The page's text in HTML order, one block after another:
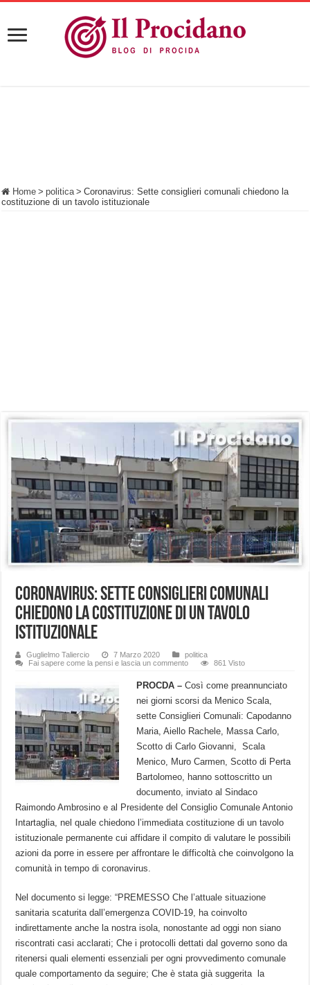
Home > politica > Coronavirus: Sette consiglieri comunali chiedono la
costituzione di un tavolo istituzionale
Coronavirus: Sette consiglieri comunali
chiedono la costituzione di un tavolo
istituzionale
Guglielmo Taliercio 7 Marzo 2020
politica
Fai sapere come la pensi e lascia un commento
861 Visto
PROCDA – Così come preannunciato
nei giorni scorsi da Menico Scala,
sette Consiglieri Comunali: Capodanno
Maria, Aiello Rachele, Massa Carlo,
Scotto di Carlo Giovanni, Scala
Menico, Muro Carmen, Scotto di Perta
Bartolomeo, hanno sottoscritto un
documento, inviato al Sindaco
Raimondo Ambrosino e al Presidente del Consiglio Comunale Antonio
Intartaglia, nel quale chiedono l’immediata costituzione di un tavolo
istituzionale permanente cui affidare il compito di valutare le possibili
azioni da porre in essere per affrontare le difficoltà che coinvolgono la
comunità in tempo di coronavirus.
​Nel documento si legge: “PREMESSO Che l’attuale situazione
sanitaria scaturita dall’emergenza COVID-19, ha coinvolto
indirettamente anche la nostra isola, nonostante ad oggi non siano
riscontrati casi acclarati; Che i protocolli dettati dal governo sono da
ritenersi quali elementi essenziali per ogni provvedimento comunale ​
quale comportamento da seguire; Che è stata già suggerita ​ la